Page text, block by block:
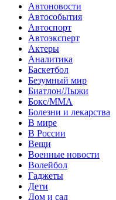
Автоновости
Автособытия
Автоспорт
Автоэксперт
Актеры
Аналитика
Баскетбол
Безумный мир
Биатлон/Лыжи
Бокс/MMA
Болезни и лекарства
В мире
В России
Вещи
Военные новости
Волейбол
Гаджеты
Дети
Дом и сад